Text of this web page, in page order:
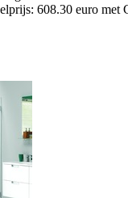
608.30 euro met